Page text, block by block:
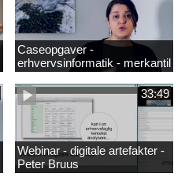
Caseopgaver -
erhvervsinformatik - merkantil
33:49
Webinar - digitale artefakter -
Peter Bruus